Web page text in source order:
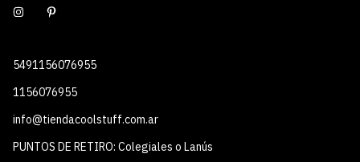
5491156076955
1156076955
info@tiendacoolstuff.com.ar
PUNTOS DE RETIRO: Colegiales o Lanús